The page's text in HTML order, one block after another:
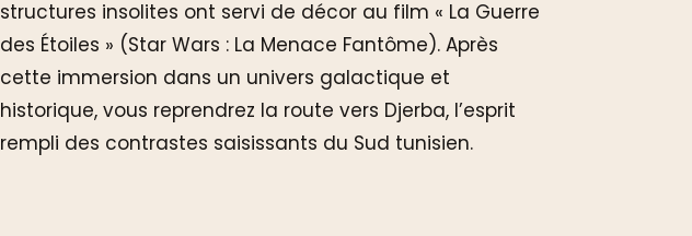
structures insolites ont servi de décor au film « La Guerre
des Étoiles » (Star Wars : La Menace Fantôme). Après
cette immersion dans un univers galactique et
historique, vous reprendrez la route vers Djerba, l’esprit
rempli des contrastes saisissants du Sud tunisien.